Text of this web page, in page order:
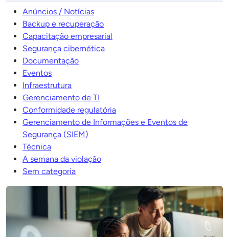
Anúncios / Notícias
Backup e recuperação
Capacitação empresarial
Segurança cibernética
Documentação
Eventos
Infraestrutura
Gerenciamento de TI
Conformidade regulatória
Gerenciamento de Informações e Eventos de
Segurança (SIEM)
Técnica
A semana da violação
Sem categoria